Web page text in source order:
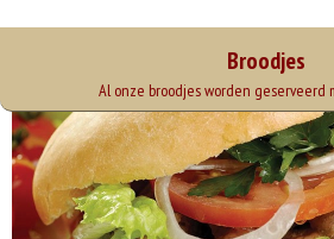
Broodjes
Al onze broodjes worden geserveerd